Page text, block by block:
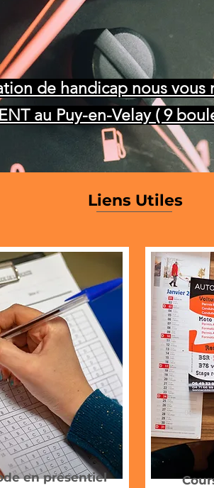
de handicap nous vous
au Puy-en-Velay ( 9
Liens Utiles
en présentiel